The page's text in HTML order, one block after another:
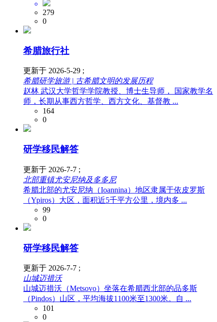
279
0
希腊旅行社
更新于 2026-5-29 ;
希腊研学旅游 | 古希腊文明的发展历程
赵林 武汉大学哲学学院教授、博士生导师， 国家教学名
师，长期从事西方哲学、西方文化、基督教 ...
164
0
研学移民解答
更新于 2026-7-7 ;
北部重镇尤安尼纳及多多尼
希腊北部的尤安尼纳（Ioannina）地区隶属于依皮罗斯
（Ypiros）大区，面积近5千平方公里，境内多 ...
99
0
研学移民解答
更新于 2026-7-7 ;
山城迈措沃
山城迈措沃（Metsovo）坐落在希腊西北部的品多斯
（Pindos）山区，平均海拔1100米至1300米。自 ...
101
0